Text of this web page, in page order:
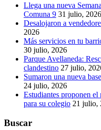
Llega una nueva
Comuna 9 31 julio, 2026
Desalojaron a
2026
Más servicios en tu
30 julio, 2026
Parque Avellaneda:
clandestino 27 julio,
Sumaron una nueva
24 julio, 2026
Estudiantes proponen
para su colegio 21 julio,
Buscar